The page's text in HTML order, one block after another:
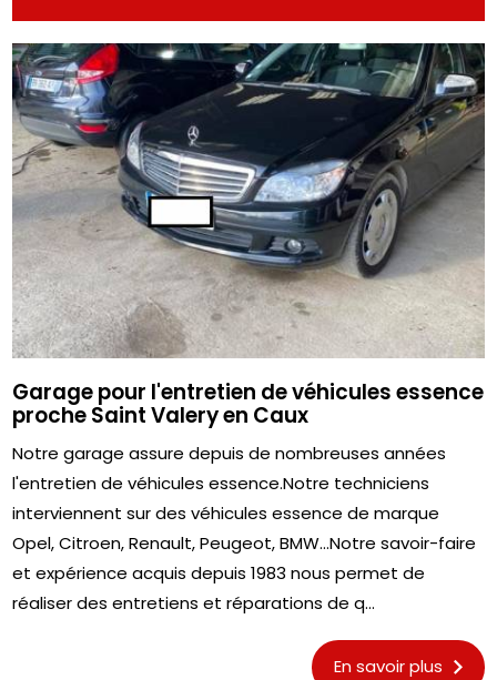
Garage pour l'entretien de véhicules essence
proche Saint Valery en Caux
Notre garage assure depuis de nombreuses années
l'entretien de véhicules essence.Notre techniciens
interviennent sur des véhicules essence de marque
Opel, Citroen, Renault, Peugeot, BMW...Notre savoir-faire
et expérience acquis depuis 1983 nous permet de
réaliser des entretiens et réparations de q...
En savoir plus